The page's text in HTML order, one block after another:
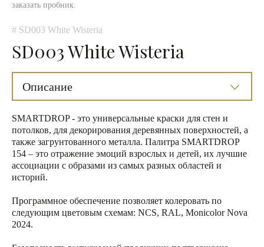
заказать пробник.
# SD003 White Wisteria
SD003 White Wisteria
Описание
SMARTDROP - это универсальные краски для стен и
потолков, для декорирования деревянных поверхностей, а
также загрунтованного металла. Палитра SMARTDROP
154 – это отражение эмоций взрослых и детей, их лучшие
ассоциации с образами из самых разных областей и
историй.
Программное обеспечение позволяет колеровать по
следующим цветовым схемам: NCS, RAL, Monicolor Nova
2024.